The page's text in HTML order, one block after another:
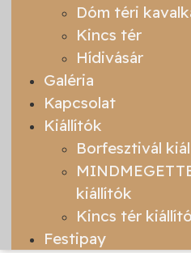
Dóm téri
Kincs tér
Hídivásár
Galéria
Kapcsolat
Kiállítók
Borfesztivál
kiállítók
Kincs tér
Festipay